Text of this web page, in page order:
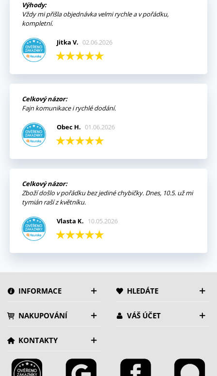
Výhody:
Vždy mi přišla objednávka velmi rychle a v pořádku,
kompletní.
Jitka V. 02.06.2026
Celkový názor:
Fajn komunikace i rychlé dodání.
Obec H. 01.06.2026
Celkový názor:
Zboží došlo v pořádku bez jediné chybičky. Dnes, 10.5. už mi
tymián raší z květníku.
Vlasta K. 10.05.2026
INFORMACE HLEDÁTE
NAKUPOVÁNÍ VÁŠ ÚČET
KONTAKTY